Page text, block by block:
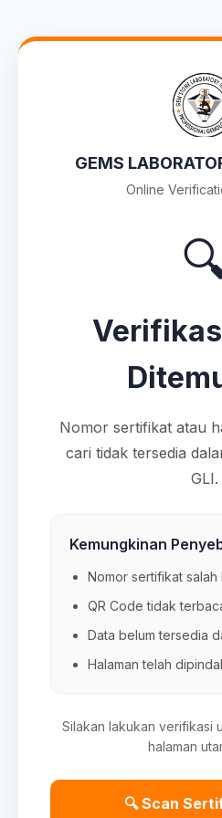
GEMS
Online
Nomor sertifikat atau
cari tidak tersedia
GLI.
Kemungkinan
Nomor sertifikat salah
QR Code tidak
Data belum tersedia
Halaman telah
Silakan lakukan verifikasi
halaman
🔍 Scan